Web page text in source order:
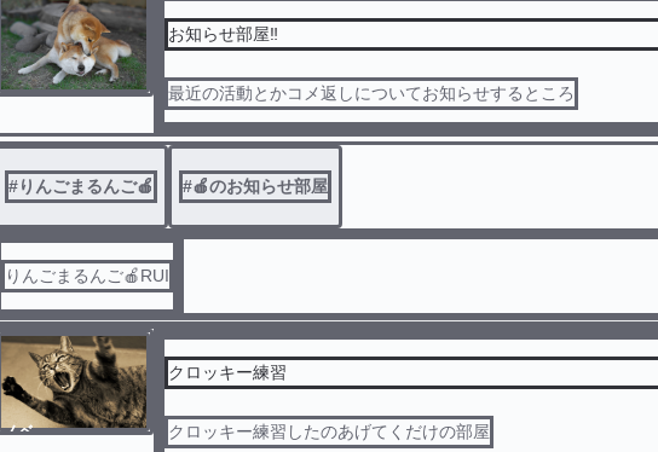
お知らせ部屋‼
最近の活動とかコメ返しについてお知らせするところ
#りんごまるんご🍎 #🍎のお知らせ部屋
りんごまるんご🍎RUI
ノベ
クロッキー練習
クロッキー練習したのあげてくだけの部屋